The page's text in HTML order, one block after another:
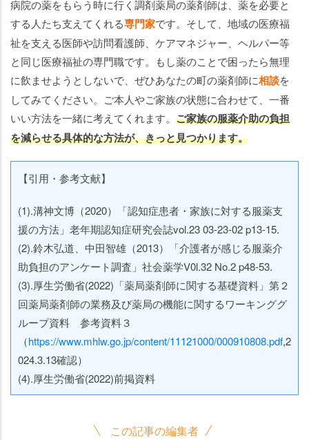
病院の薬をもらう時に行く調剤薬局の薬剤師は、薬を必要と
する人たち支えてくれる専門家です。そして、地域の医療福
祉を支える医師や訪問看護師、ケアマネジャー、ヘルパー等
と同じ医療福祉の専門職です。もし薬のことで困ったら無理
に飲ませようとしないで、ぜひあなたの町の薬剤師に相談を
してみてください。ご本人やご家族の状態に合わせて、一番
いい方法を一緒に考えてくれます。 ご家族の服薬介助の負担
を減らせる具体的な方法が、きっと見つかります。
【引用・参考文献】
(1).溝神文博（2020）「認知症患者・家族に対する服薬支
援の方法」老年期認知症研究会誌vol.23 03-23-02 p13-15.
(2).鈴木弘道、中田智雄（2013）「介護者が感じる服薬介
助負担のアンケート調査」社会薬学V0l.32 No.2 p48-53.
(3).厚生労働省(2022)「薬局薬剤師に関する基礎資料」第２
回薬局薬剤師の業務及び薬局の機能に関するワーキンググ
ループ資料 参考資料３
（https://www.mhlw.go.jp/content/11121000/000910808.pdf,2
024.3.13確認）
(4).厚生労働省(2022)前掲資料
この記事の編集者